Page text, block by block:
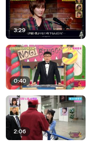
3:29
0:40
2:06